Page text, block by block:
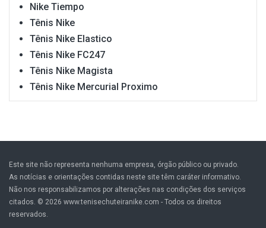
Nike Tiempo
Tênis Nike
Tênis Nike Elastico
Tênis Nike FC247
Tênis Nike Magista
Tênis Nike Mercurial Proximo
Este site não representa nenhuma empresa, órgão público ou privado.
As notícias e orientações contidas neste site têm caráter informativo.
Não nos responsabilizamos por alterações nas condições dos serviços
citados. © 2026 www.tenisechuteiranike.com - Todos os direitos
reservados.